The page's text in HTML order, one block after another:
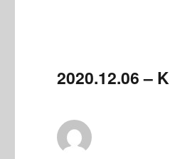
2020.12.06 –